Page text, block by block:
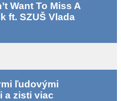
Want To Miss A
ft. SZUŠ Vlada
ľudovými
a zisti viac